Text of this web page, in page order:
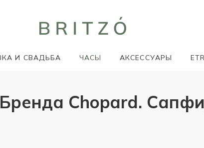
И СВАДЬБА ЧАСЫ АКСЕССУАРЫ
Chopard.